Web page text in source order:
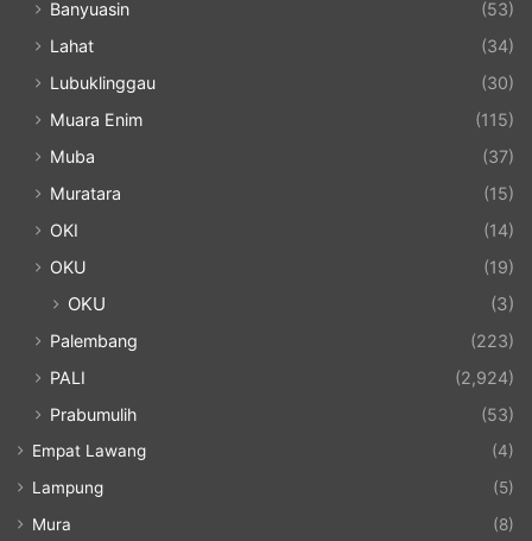
Banyuasin
(53)
Lahat
(34)
Lubuklinggau
(30)
Muara Enim
(115)
Muba
(37)
Muratara
(15)
OKI
(14)
OKU
(19)
OKU (3)
Palembang
(223)
PALI
(2,924)
Prabumulih
(53)
Empat Lawang
(4)
Lampung
(5)
Mura
(8)